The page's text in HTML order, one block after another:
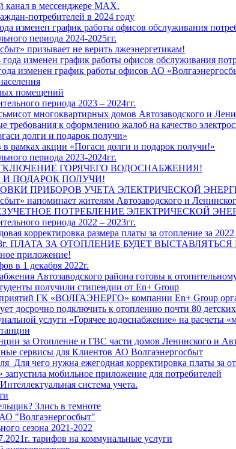
в мессенджере MAX.
потребителей в 2024 году
изменен график работы офисов обслуживания
периода 2024-2025гг.
призывает не верить лжеэнергетикам!
года изменен график работы офисов обслуживания
изменен график работы офисов АО
помещений
периода 2023 – 2024гг.
многоквартирных домов Автозаводского и
требования к оформлению жалоб на качество
долги и подарок получи»
рамках акции «Погаси долги и подарок получи!»
периода 2023-2024гг.
ГОРЯЧЕГО ВОДОСНАБЖЕНИЯ!
И ПОДАРОК ПОЛУЧИ!
ПРИБОРОВ УЧЕТА ЭЛЕКТРИЧЕСКОЙ
напоминает жителям Автозаводского и
ПОТРЕБЛЕНИЕ ЭЛЕКТРИЧЕСКОЙ
периода 2022 – 2023гг.
корректировка размера платы за отопление за 2022
ПЛАТА ЗА ОТОПЛЕНИЕ БУДЕТ
приложение!
в 1 декабря 2022г.
Автозаводского района готовы к
получили стипендии от En+ Group
ГК «ВОЛГАЭНЕРГО» компании En+ Group
досрочно подключить к отоплению почти 80
услуги «Горячее водоснабжение» на расчеты
за Отопление и ГВС части домов Ленинского и
сервисы для Клиентов АО Волгаэнергосбыт
чего нужна ежегодная корректировка платы за
запустила мобильное приложение для потребителей
система учета.
Злись в темноте
"Волгаэнергосбыт"
сезона 2021-2022
тарифов на коммунальные услуги